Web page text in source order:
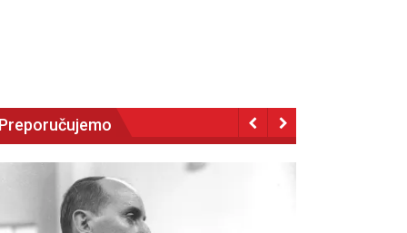
Preporučujemo